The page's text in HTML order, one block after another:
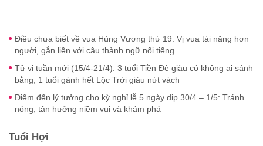
Điều chưa biết về vua Hùng Vương thứ 19: Vị vua tài năng hơn
người, gắn liền với câu thành ngữ nổi tiếng
Tử vi tuần mới (15/4-21/4): 3 tuổi Tiền Đè giàu có không ai sánh
bằng, 1 tuổi gánh hết Lộc Trời giáu nứt vách
Điểm đến lý tưởng cho kỳ nghỉ lễ 5 ngày dịp 30/4 – 1/5: Tránh
nóng, tận hưởng niềm vui và khám phá
Tuổi Hợi